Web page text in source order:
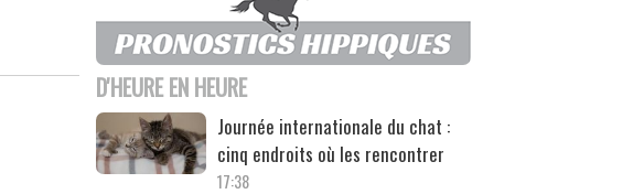
D'HEURE EN HEURE
Journée internationale du chat :
cinq endroits où les rencontrer
17:38